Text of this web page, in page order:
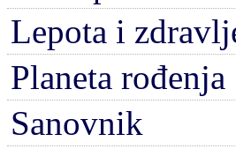
Lepota i
Planeta rođenja
Sanovnik